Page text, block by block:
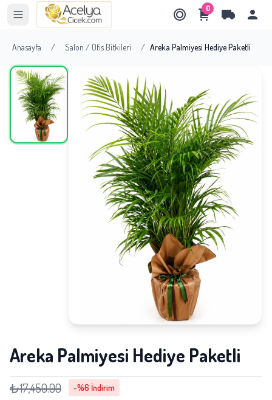
0
Anasayfa / Salon / Ofis Bitkileri / Areka Palmiyesi Hediye Paketli
Areka Palmiyesi Hediye Paketli
₺17,450.00 -%6 İndirim